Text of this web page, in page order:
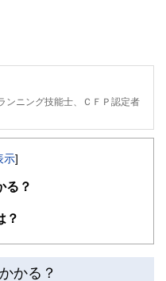
ンニング技能士、ＣＦＰ認定者
示]
る？
？
かる？